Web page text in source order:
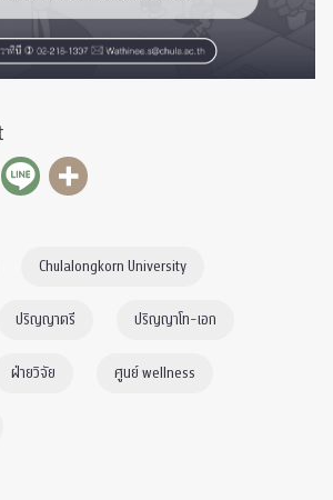
Chulalongkorn University
ปริญญาตรี ปริญญาโท-เอก
ฝ่ายวิจัย ศูนย์ wellness